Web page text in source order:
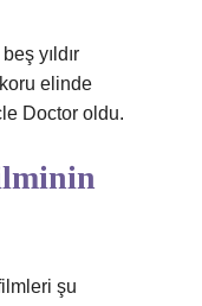
yıldır
elinde
Doctor oldu.
şu